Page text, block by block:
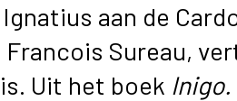
aan de
Sureau,
Uit het boek Inigo.